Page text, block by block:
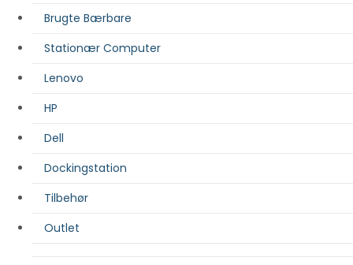
Brugte Bærbare
Stationær Computer
Lenovo
HP
Dell
Dockingstation
Tilbehør
Outlet